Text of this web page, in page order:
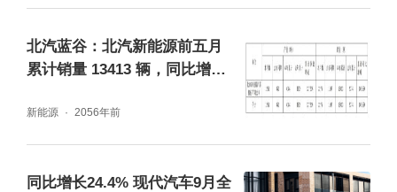
北汽蓝谷：北汽新能源前五月
累计销量 13413 辆，同比增长
新能源 2056年前
同比增长24.4% 现代汽车9月全